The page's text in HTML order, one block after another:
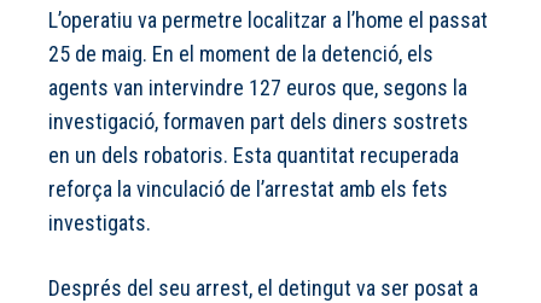
L’operatiu va permetre localitzar a l’home el passat
25 de maig. En el moment de la detenció, els
agents van intervindre 127 euros que, segons la
investigació, formaven part dels diners sostrets
en un dels robatoris. Esta quantitat recuperada
reforça la vinculació de l’arrestat amb els fets
investigats.
Després del seu arrest, el detingut va ser posat a